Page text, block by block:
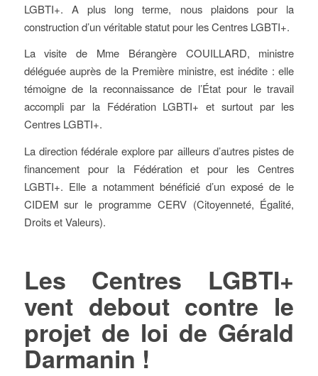
LGBTI+. A plus long terme, nous plaidons pour la
construction d’un véritable statut pour les Centres LGBTI+.
La visite de Mme Bérangère COUILLARD, ministre
déléguée auprès de la Première ministre, est inédite : elle
témoigne de la reconnaissance de l’État pour le travail
accompli par la Fédération LGBTI+ et surtout par les
Centres LGBTI+.
La direction fédérale explore par ailleurs d’autres pistes de
financement pour la Fédération et pour les Centres
LGBTI+. Elle a notamment bénéficié d’un exposé de le
CIDEM sur le programme CERV (Citoyenneté, Égalité,
Droits et Valeurs).
Les Centres LGBTI+
vent debout contre le
projet de loi de Gérald
Darmanin !